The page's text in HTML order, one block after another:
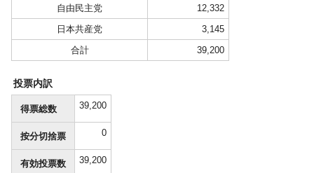
自由民主党
12,332
日本共産党
3,145
合計
39,200
投票内訳
得票総数 39,200
按分切捨票 0
有効投票数 39,200